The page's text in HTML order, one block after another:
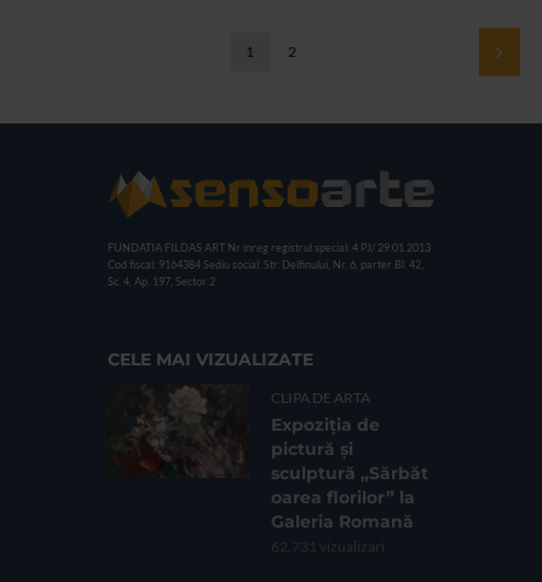
1 2
FUNDATIA FILDAS ART Nr inreg registrul special: 4 PJ/ 29.01.2013
Cod fiscal: 9164384 Sediu social: Str. Delfinului, Nr. 6, parter Bl. 42,
Sc. 4, Ap. 197, Sector 2
CELE MAI VIZUALIZATE
CLIPA DE ARTA
Expoziția de
pictură și
sculptură „Sărbăt
oarea florilor” la
Galeria Romană
62.731 vizualizari